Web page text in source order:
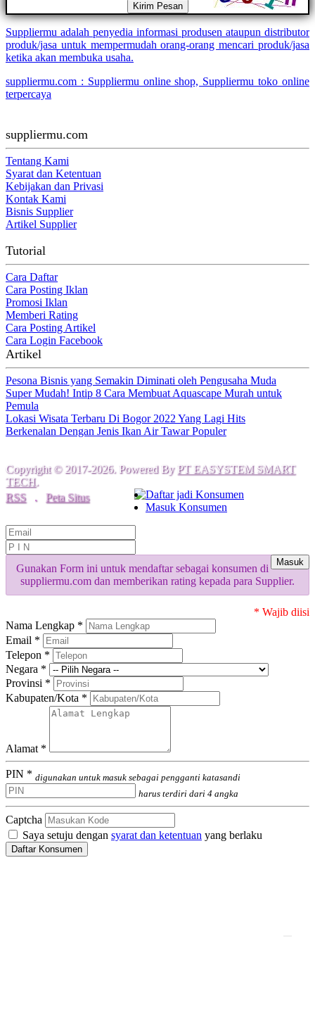
Kirim Pesan
Suppliermu adalah penyedia informasi produsen ataupun distributor
produk/jasa untuk mempermudah orang-orang mencari produk/jasa
ketika akan membuka usaha.
suppliermu.com : Suppliermu online shop, Suppliermu toko online
terpercaya
suppliermu.com
Tentang Kami
Syarat dan Ketentuan
Kebijakan dan Privasi
Kontak Kami
Bisnis Supplier
Artikel Supplier
Tutorial
Cara Daftar
Cara Posting Iklan
Promosi Iklan
Memberi Rating
Cara Posting Artikel
Cara Login Facebook
Artikel
Pesona Bisnis yang Semakin Diminati oleh Pengusaha Muda
Super Mudah! Intip 8 Cara Membuat Aquascape Murah untuk
Pemula
Lokasi Wisata Terbaru Di Bogor 2022 Yang Lagi Hits
Berkenalan Dengan Jenis Ikan Air Tawar Populer
Copyright © 2017-2026. Powered By PT EASYSTEM SMART
TECH.
RSS
. Peta Situs
Daftar jadi Konsumen
Masuk Konsumen
Masuk
Gunakan Form ini untuk mendaftar sebagai konsumen di
suppliermu.com dan memberikan rating kepada para Supplier.
* Wajib diisi
Nama Lengkap *
Email *
Telepon *
Negara *
Provinsi *
Kabupaten/Kota *
Alamat *
PIN * digunakan untuk masuk sebagai pengganti katasandi
harus terdiri dari 4 angka
Captcha
Saya setuju dengan syarat dan ketentuan yang berlaku
Daftar Konsumen